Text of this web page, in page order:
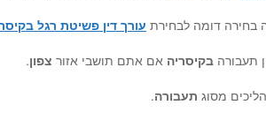
בחירה דומה לבחירת עורך דין פשיטת רגל
תעבורה בקיסריה אם אתם תושבי אזור צפון.
מסוג תעבורה.